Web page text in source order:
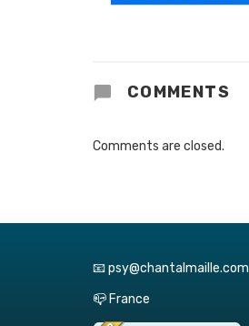
COMMENTS
Comments are closed.
📧 psy@chantalmaille.com
📪 France